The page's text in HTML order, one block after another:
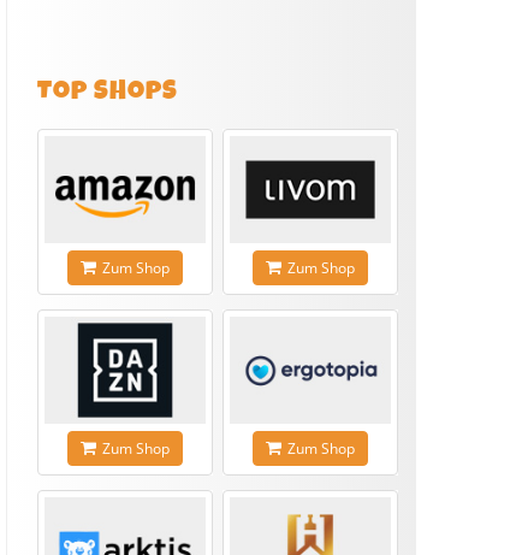
TOP SHOPS
Zum Shop Zum Shop
Zum Shop Zum Shop